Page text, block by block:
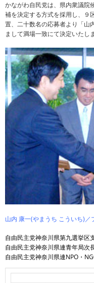
かながわ自民党は、県内衆議院
補を決定する方式を採用し、９
置、二十数名の応募者より「山
まして満場一致にて決定いたし
山内 康一(やまうち こういち)／
自由民主党神奈川県第九選挙区
自由民主党神奈川県連青年局次
自由民主党神奈川県連NPO・